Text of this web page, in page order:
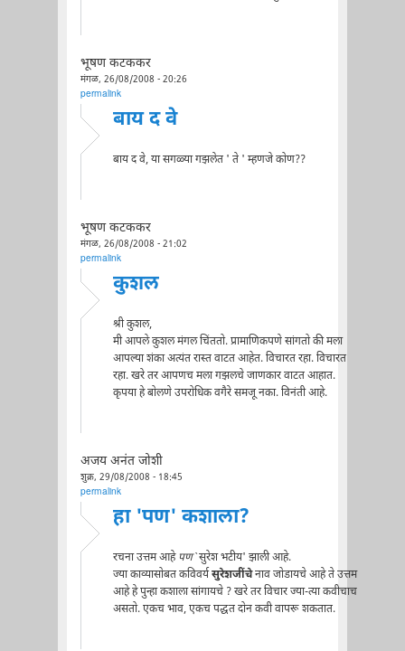
भूषण कटककर
मंगळ, 26/08/2008 - 20:26
permalink
बाय द वे
बाय द वे, या सगळ्या गझलेत ' ते ' म्हणजे कोण??
भूषण कटककर
मंगळ, 26/08/2008 - 21:02
permalink
कुशल
श्री कुशल,
मी आपले कुशल मंगल चिंततो. प्रामाणिकपणे सांगतो की मला
आपल्या शंका अत्यंत रास्त वाटत आहेत. विचारत रहा. विचारत
रहा. खरे तर आपणच मला गझलचे जाणकार वाटत आहात.
कृपया हे बोलणे उपरोधिक वगैरे समजू नका. विनंती आहे.
अजय अनंत जोशी
शुक्र, 29/08/2008 - 18:45
permalink
हा 'पण' कशाला?
रचना उत्तम आहे पण`सुरेश भटीय' झाली आहे.
ज्या काव्यासोबत कविवर्यसुरेशजींचेनाव जोडायचे आहे ते उत्तम
आहे हे पुन्हा कशाला सांगायचे ? खरे तर विचार ज्या-त्या कवीचाच
असतो. एकच भाव, एकच पद्धत दोन कवी वापरू शकतात.